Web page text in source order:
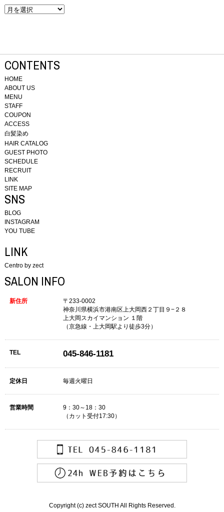
CONTENTS
HOME
ABOUT US
MENU
STAFF
COUPON
ACCESS
白髪染め
HAIR CATALOG
GUEST PHOTO
SCHEDULE
RECRUIT
LINK
SITE MAP
SNS
BLOG
INSTAGRAM
YOU TUBE
LINK
Centro by zect
SALON INFO
新住所
〒233-0002
神奈川県横浜市港南区上大岡西２丁目９−２８
上大岡スカイマンション １階
（京急線・上大岡駅より徒歩3分）
TEL 045-846-1181
定休日 毎週火曜日
営業時間
9：30～18：30
（カット受付17:30）
Copyright (c) zect SOUTH All Rights Reserved.